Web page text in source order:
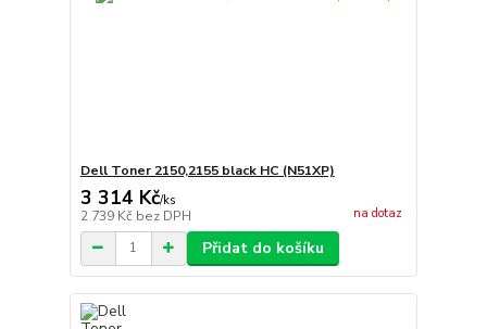
Dell Toner 2150,2155 black HC (N51XP)
3 314 Kč/ks
2 739 Kč bez DPH na dotaz
Přidat do košíku